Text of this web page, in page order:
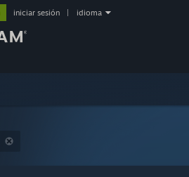
iniciar sesión idioma